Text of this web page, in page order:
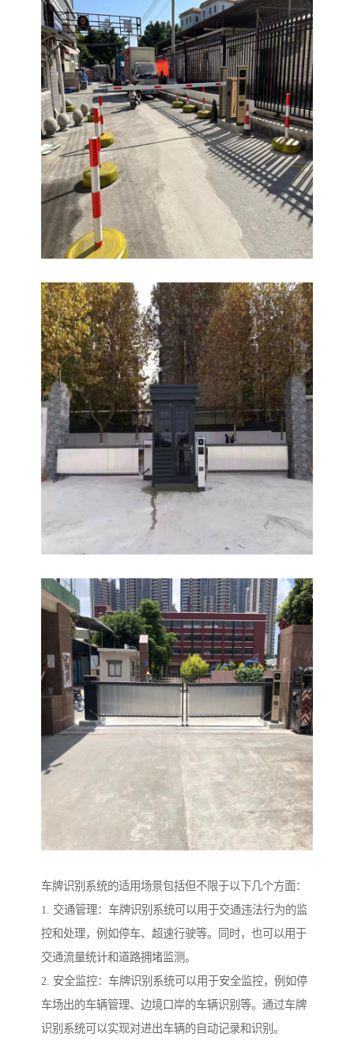
车牌识别系统的适用场景包括但不限于以下几个方面：
1. 交通管理：车牌识别系统可以用于交通违法行为的监
控和处理，例如停车、超速行驶等。同时，也可以用于
交通流量统计和道路拥堵监测。
2. 安全监控：车牌识别系统可以用于安全监控，例如停
车场出的车辆管理、边境口岸的车辆识别等。通过车牌
识别系统可以实现对进出车辆的自动记录和识别。